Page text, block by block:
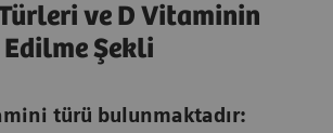
ve D Vitaminin
Şekli
türü bulunmaktadır: